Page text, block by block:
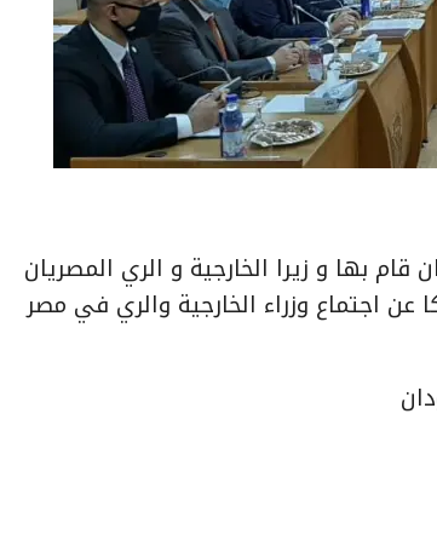
قام بها و زيرا الخارجية و الري المصريان
عن اجتماع وزراء الخارجية والري في مصر